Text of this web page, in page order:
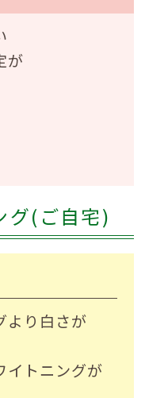
が
グ(ご自宅)
より白さが
イトニングが